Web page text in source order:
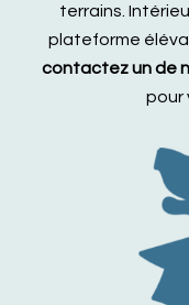
terrains.
plateforme
contactez un de
pour